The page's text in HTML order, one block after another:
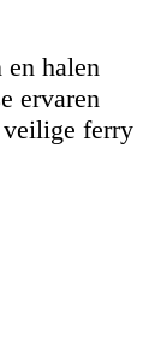
en halen
ervaren
veilige ferry